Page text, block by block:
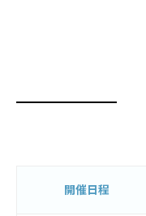
開催⽇程